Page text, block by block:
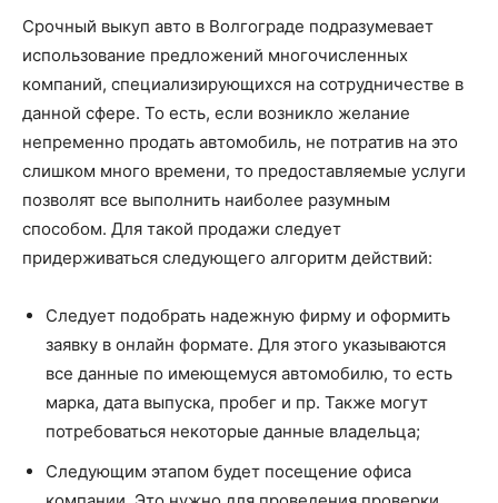
Срочный выкуп авто в Волгограде подразумевает
использование предложений многочисленных
компаний, специализирующихся на сотрудничестве в
данной сфере. То есть, если возникло желание
непременно продать автомобиль, не потратив на это
слишком много времени, то предоставляемые услуги
позволят все выполнить наиболее разумным
способом. Для такой продажи следует
придерживаться следующего алгоритм действий:
Следует подобрать надежную фирму и оформить
заявку в онлайн формате. Для этого указываются
все данные по имеющемуся автомобилю, то есть
марка, дата выпуска, пробег и пр. Также могут
потребоваться некоторые данные владельца;
Следующим этапом будет посещение офиса